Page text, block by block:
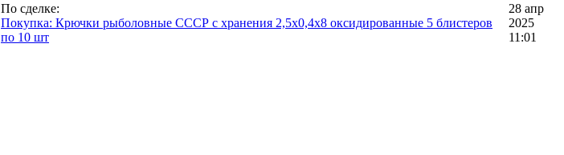
По сделке:
Покупка: Крючки рыболовные СССР с хранения 2,5х0,4х8 оксидированные 5 блистеров
по 10 шт
28 апр
2025
11:01